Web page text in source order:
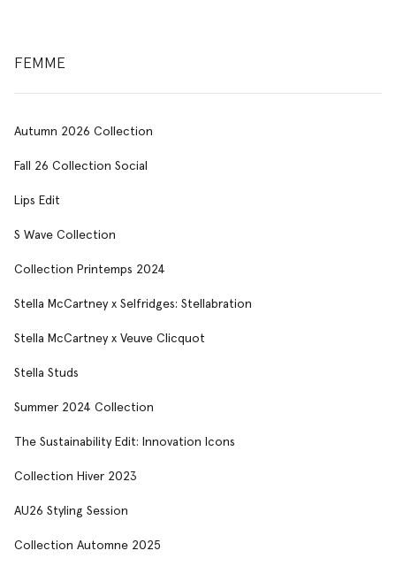
FEMME
Autumn 2026 Collection
Fall 26 Collection Social
Lips Edit
S Wave Collection
Collection Printemps 2024
Stella McCartney x Selfridges: Stellabration
Stella McCartney x Veuve Clicquot
Stella Studs
Summer 2024 Collection
The Sustainability Edit: Innovation Icons
Collection Hiver 2023
AU26 Styling Session
Collection Automne 2025